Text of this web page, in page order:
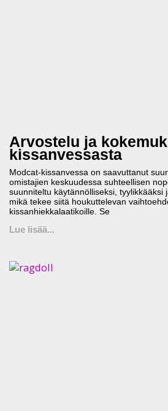
Arvostelu ja
kissanvessasta
Modcat-kissanvessa on saavuttanut
omistajien keskuudessa suhteellisen
suunniteltu käytännölliseksi, tyylikkääksi
mikä tekee siitä houkuttelevan
kissanhiekkalaatikoille. Se
Lue lisää...